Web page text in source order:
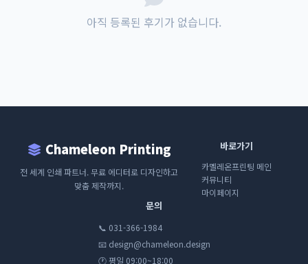
아직 등록된 후기가 없습니다.
Chameleon Printing
전 세계 인쇄 파트너. 무료 에디터로 디자인하고
맞춤 제작까지.
바로가기
카멜레온프린팅 메인
커뮤니티
마이페이지
문의
📞 031-366-1984
📧 design@chameleon.design
🕐 평일 09:00~18:00